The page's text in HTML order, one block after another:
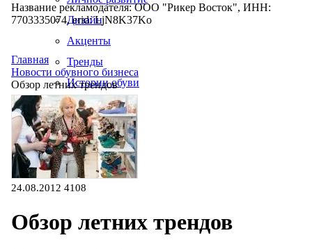
Дизайн
Акценты
Тренды
Истории обуви
Производство
Название рекламодателя: ООО "Рикер Восток", ИНН:
7703335074, erid: LjN8K37Ko
Главная
Новости обувного бизнеса
Обзор летних трендов
24.08.2012 4108
Обзор летних трендов